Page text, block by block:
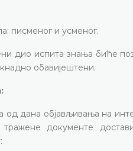
писменог и усменог.
дио испита знања биће
обавијештени.
од дана објављивања на
документе